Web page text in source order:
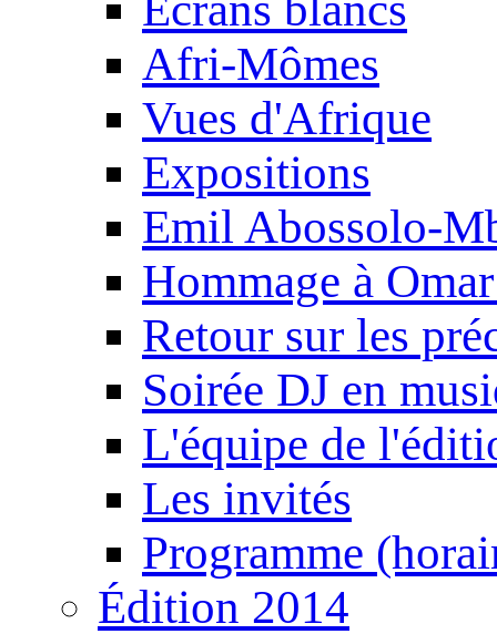
Afri-Mômes
Vues d'Afrique
Expositions
Emil Abossolo-
Hommage à
Retour sur les
Soirée DJ en
L'équipe de
Les invités
Programme
Édition 2014